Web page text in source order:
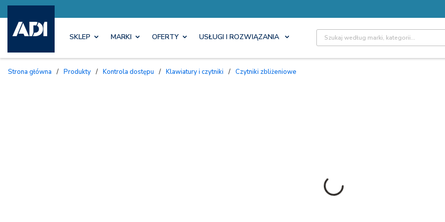
SKLEP MARKI OFERTY USŁUGI I ROZWIĄZANIA Site Search
Strona główna / Produkty / Kontrola dostępu / Klawiatury i czytniki / Czytniki zbliżeniowe